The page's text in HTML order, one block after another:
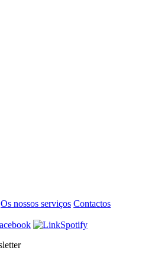
Os nossos serviços Contactos
Spotify